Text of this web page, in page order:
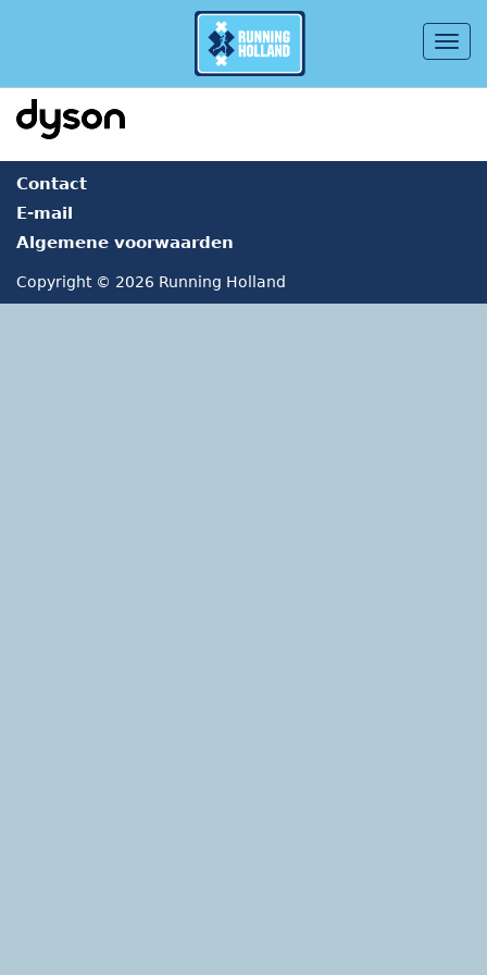
Overslaan en naar de inhoud gaan
Contact
E-mail
Algemene voorwaarden
Copyright © 2026 Running Holland